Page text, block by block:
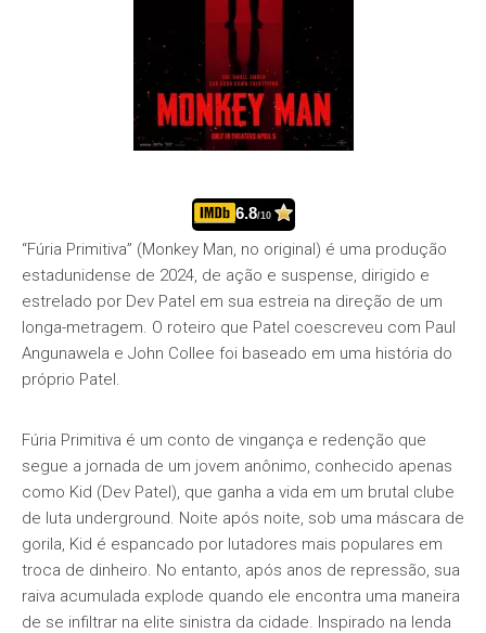
6.8/10
“Fúria Primitiva” (Monkey Man, no original) é uma produção
estadunidense de 2024, de ação e suspense, dirigido e
estrelado por Dev Patel em sua estreia na direção de um
longa-metragem. O roteiro que Patel coescreveu com Paul
Angunawela e John Collee foi baseado em uma história do
próprio Patel.
Fúria Primitiva é um conto de vingança e redenção que
segue a jornada de um jovem anônimo, conhecido apenas
como Kid (Dev Patel), que ganha a vida em um brutal clube
de luta underground. Noite após noite, sob uma máscara de
gorila, Kid é espancado por lutadores mais populares em
troca de dinheiro. No entanto, após anos de repressão, sua
raiva acumulada explode quando ele encontra uma maneira
de se infiltrar na elite sinistra da cidade. Inspirado na lenda